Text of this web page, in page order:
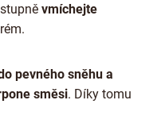
vmíchejte
pevného sněhu a
směsi. Díky tomu